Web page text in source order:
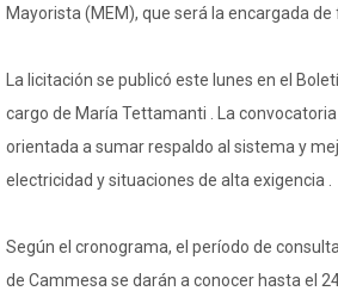
Mayorista (MEM), que será la encargada
La licitación se publicó este lunes en el
cargo de María Tettamanti . La
orientada a sumar respaldo al sistema y
electricidad y situaciones de alta exigencia .
Según el cronograma, el período de
de Cammesa se darán a conocer hasta el